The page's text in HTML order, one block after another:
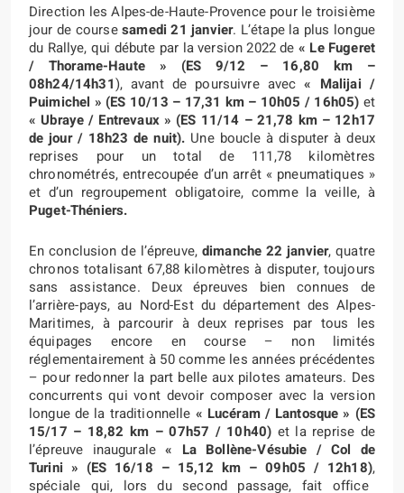
Direction les Alpes-de-Haute-Provence pour le troisième
jour de coursesamedi 21 janvier. L’étape la plus longue
du Rallye, qui débute par la version 2022 de « Le Fugeret
/ Thorame-Haute » (ES 9/12 – 16,80 km –
08h24/14h31), avant de poursuivre avec« Malijai /
Puimichel » (ES 10/13 – 17,31 km – 10h05 / 16h05) et
« Ubraye / Entrevaux » (ES 11/14 – 21,78 km – 12h17
de jour / 18h23 de nuit). Une boucle à disputer à deux
reprises pour un total de 111,78 kilomètres
chronométrés, entrecoupée d’un arrêt « pneumatiques »
et d’un regroupement obligatoire, comme la veille, à
Puget-Théniers.
En conclusion de l’épreuve, dimanche 22 janvier, quatre
chronos totalisant 67,88 kilomètres à disputer, toujours
sans assistance. Deux épreuves bien connues de
l’arrière-pays,au Nord-Est du département des Alpes-
Maritimes, à parcourir à deux reprises par tous les
équipages encore en course – non limités
réglementairement à 50 comme les années précédentes
– pour redonner la part belle aux pilotes amateurs. Des
concurrents qui vont devoir composer avec la version
longue de la traditionnelle « Lucéram / Lantosque » (ES
15/17 – 18,82 km – 07h57 / 10h40) et la reprise de
l’épreuve inaugurale« La Bollène-Vésubie / Col de
Turini » (ES 16/18 – 15,12 km – 09h05 / 12h18),
spéciale qui, lors du second passage, fait office